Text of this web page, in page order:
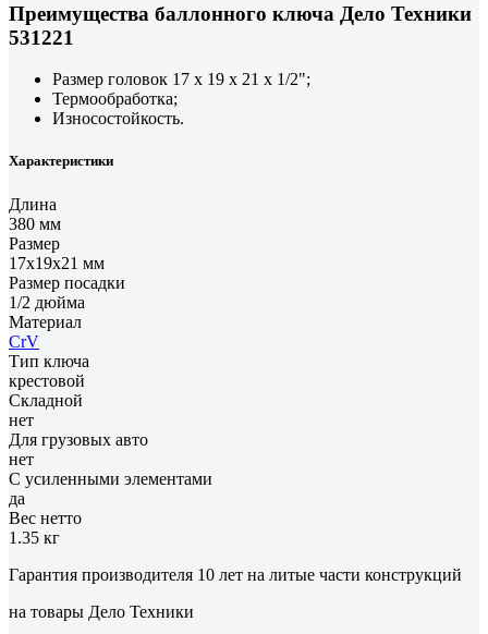
Преимущества баллонного ключа Дело Техники
531221
Размер головок 17 х 19 х 21 х 1/2";
Термообработка;
Износостойкость.
Характеристики
Длина
380 мм
Размер
17х19х21 мм
Размер посадки
1/2 дюйма
Материал
CrV
Тип ключа
крестовой
Складной
нет
Для грузовых авто
нет
С усиленными элементами
да
Вес нетто
1.35 кг
Гарантия производителя 10 лет на литые части конструкций
на товары Дело Техники